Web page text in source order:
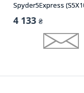
Spyder5Express
4 133 ₴